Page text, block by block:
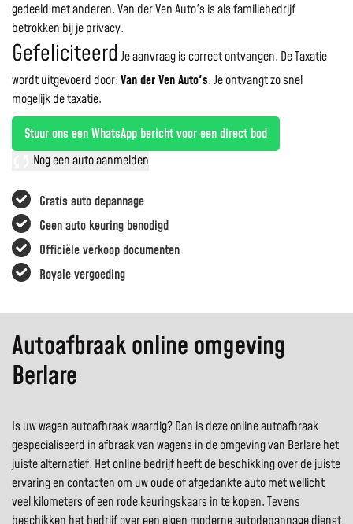
Gratis auto depannage
Geen auto keuring benodigd
Officiële verkoop documenten
Royale vergoeding
gedeeld met anderen. Van der Ven Auto's is als familiebedrijf
betrokken bij je privacy.
GefeliciteerdJe aanvraag is correct ontvangen. De Taxatie
wordt uitgevoerd door:Van der Ven Auto's.Je ontvangt zo snel
mogelijk de taxatie.
Stuur ons een WhatsApp bericht voor een direct bod
Nog een auto aanmelden
Autoafbraak online omgeving
Berlare
Is uw wagen autoafbraak waardig? Dan is deze online autoafbraak
gespecialiseerd in afbraak van wagens in de omgeving van Berlare het
juiste alternatief. Het online bedrijf heeft de beschikking over de juiste
ervaring en contacten om uw oude of afgedankte auto met wellicht
veel kilometers of een rode keuringskaars in te kopen. Tevens